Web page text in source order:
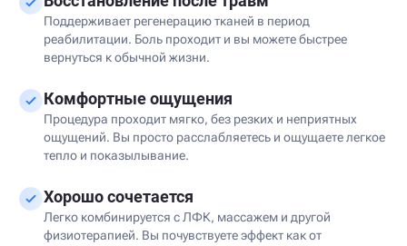
Поддерживает регенерацию тканей в период
реабилитации. Боль проходит и вы можете быстрее
вернуться к обычной жизни.
Комфортные ощущения
Процедура проходит мягко, без резких и неприятных
ощущений. Вы просто расслабляетесь и ощущаете легкое
тепло и показылывание.
Хорошо сочетается
Легко комбинируется с ЛФК, массажем и другой
физиотерапией. Вы почувствуете эффект как от